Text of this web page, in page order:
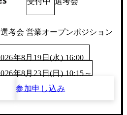
選考会 営業オープンポジション
年8月19日(水) 16:00
年8月23日(日) 10:15～
参加申し込み